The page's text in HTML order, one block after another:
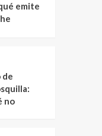
emite
de
no